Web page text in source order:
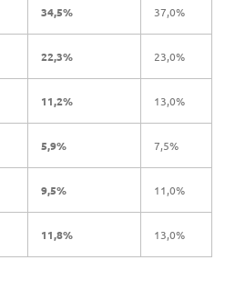
34,5% 37,0%
22,3% 23,0%
11,2% 13,0%
5,9% 7,5%
9,5% 11,0%
11,8% 13,0%